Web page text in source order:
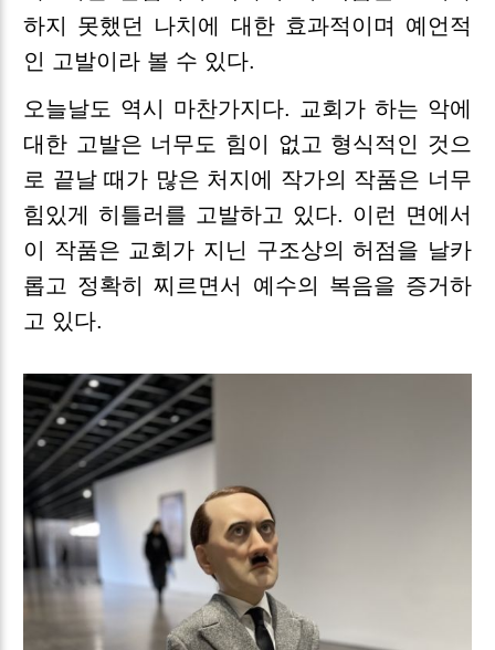
하지 못했던 나치에 대한 효과적이며 예언적
인 고발이라 볼 수 있다.
오늘날도 역시 마찬가지다. 교회가 하는 악에
대한 고발은 너무도 힘이 없고 형식적인 것으
로 끝날 때가 많은 처지에 작가의 작품은 너무
힘있게 히틀러를 고발하고 있다. 이런 면에서
이 작품은 교회가 지닌 구조상의 허점을 날카
롭고 정확히 찌르면서 예수의 복음을 증거하
고 있다.